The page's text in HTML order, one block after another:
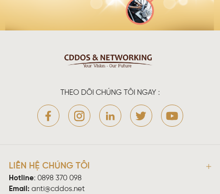
THEO DÕI CHÚNG TÔI NGAY :
LIÊN HỆ CHÚNG TÔI
Hotline: 0898 370 098
Email: anti@cddos.net